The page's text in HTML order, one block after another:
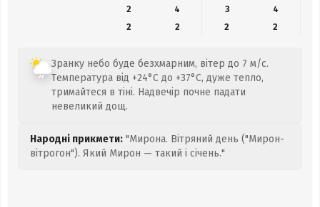
2
4 3
4
2
2 2 2
Зранку небо буде безхмарним, вітер до 7 м/с.
Температура від +24°C до +37°C, дуже тепло,
тримайтеся в тіні. Надвечір почне падати
невеликий дощ.
Народні прикмети: "Мирона. Вітряний день ("Мирон-
вітрогон"). Який Мирон — такий і січень."